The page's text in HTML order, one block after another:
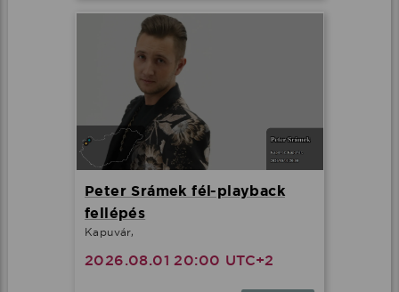
Peter Srámek fél-playback
fellépés
Kapuvár,
2026.08.01 20:00 UTC+2